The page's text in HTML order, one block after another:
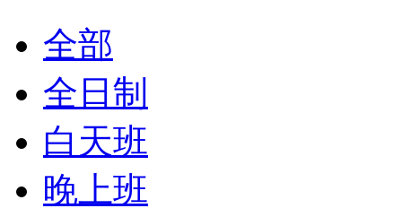
全部
全日制
白天班
晚上班